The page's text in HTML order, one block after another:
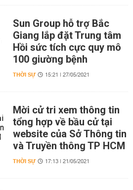
Sun Group hỗ trợ Bắc
Giang lắp đặt Trung tâm
Hồi sức tích cực quy mô
100 giường bệnh
THỜI SỰ 15:21 | 27/05/2021
Mời cử tri xem thông tin
tổng hợp về bầu cử tại
website của Sở Thông tin
và Truyền thông TP HCM
THỜI SỰ 17:13 | 21/05/2021